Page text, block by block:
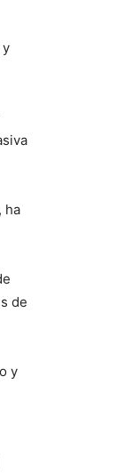
y
ha
de
y